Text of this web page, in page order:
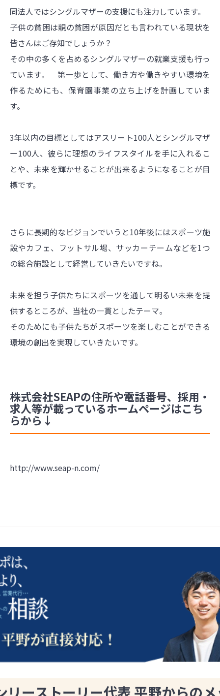
同法人ではシングルマザーの支援にも注力しています。
子供の貧困は親の貧困が原因だとも言われている現状を
皆さんはご存知でしょうか？
その中の多くを占めるシングルマザーの就業支援も行っ
ています。 第一歩として、働き方や働きやすい環境を
作るためにも、保育園事業の立ち上げを計画していま
す。
3年以内の目標としてはアスリート100人とシングルマザ
ー100人、彼らに理想のライフスタイルを手に入れるこ
とや、未来を輝かせることが出来るようになることが目
標です。
さらに長期的なビジョンでいうと10年後にはスポーツ施
設やカフェ、フットサル場、サッカーチームなどを1つ
の総合施設として経営していきたいですね。
未来を担う子供たちにスポーツを通して明るい未来を提
供するところが、当社の一貫としたテーマ。
そのためにも子供たちがスポーツを楽しむことができる
環境の創出を実現していきたいです。
株式会社SEAPの住所や電話番号、採用・
求人等が載っているホームページはこち
らから↓
http://www.seap-n.com/
リーストーリー代表 平野からの